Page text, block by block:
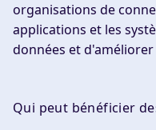
organisations de
applications et les
données et
Qui peut bénéficier